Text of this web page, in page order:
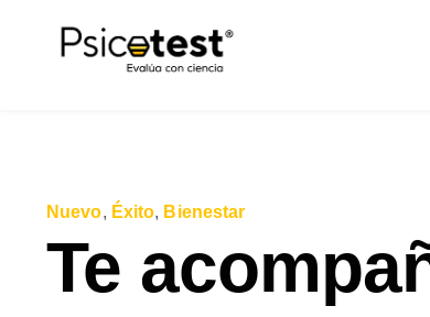
Nuevo, Éxito, Bienestar
Te